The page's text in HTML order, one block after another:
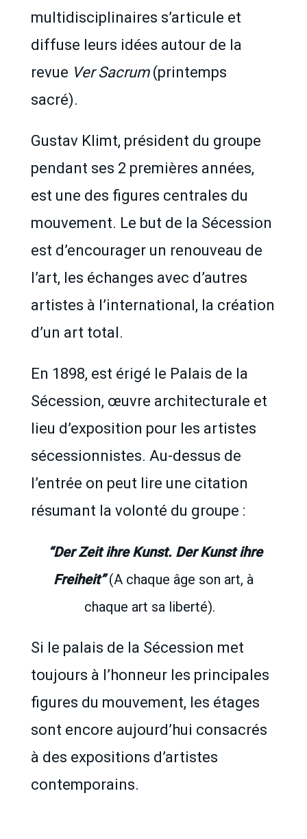
multidisciplinaires s’articule et
diffuse leurs idées autour de la
revue Ver Sacrum(printemps
sacré).
Gustav Klimt, président du groupe
pendant ses 2 premières années,
est une des figures centrales du
mouvement. Le but de la Sécession
est d’encourager un renouveau de
l’art, les échanges avec d’autres
artistes à l’international, la création
d’un art total.
En 1898, est érigé le Palais de la
Sécession, œuvre architecturale et
lieu d’exposition pour les artistes
sécessionnistes. Au-dessus de
l’entrée on peut lire une citation
résumant la volonté du groupe :
“Der Zeit ihre Kunst. Der Kunst ihre
Freiheit” (A chaque âge son art, à
chaque art sa liberté).
Si le palais de la Sécession met
toujours à l’honneur les principales
figures du mouvement, les étages
sont encore aujourd’hui consacrés
à des expositions d’artistes
contemporains.